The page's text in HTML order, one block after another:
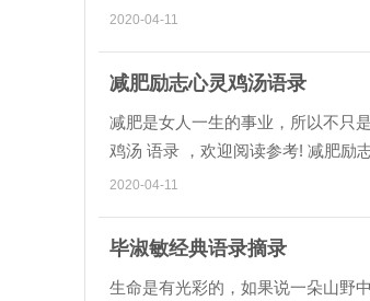
件事情，你都要做到;对...
2020-04-11
减肥励志心灵鸡汤语录
减肥是女人一生的事业，所以不只
鸡汤 语录 ，欢迎阅读参考! 减肥励
呦喂，光想想就觉得...
2020-04-11
毕淑敏经典语录摘录
生命是有光彩的，如果说一朵山野